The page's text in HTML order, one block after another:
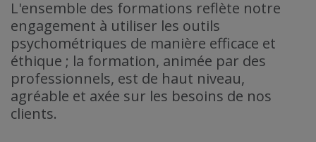
L'ensemble des formations reflète notre
engagement à utiliser les outils
psychométriques de manière efficace et
éthique ; la formation, animée par des
professionnels, est de haut niveau,
agréable et axée sur les besoins de nos
clients.